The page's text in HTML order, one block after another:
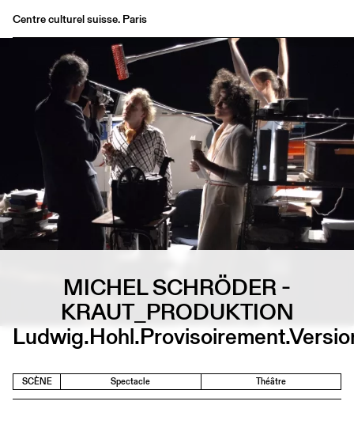
Centre culturel suisse. Paris
Librairie
Buvette
Éditions
Informations
FR
EN
MICHEL SCHRÖDER -
KRAUT_PRODUKTION
SCÈNE Spectacle Théâtre